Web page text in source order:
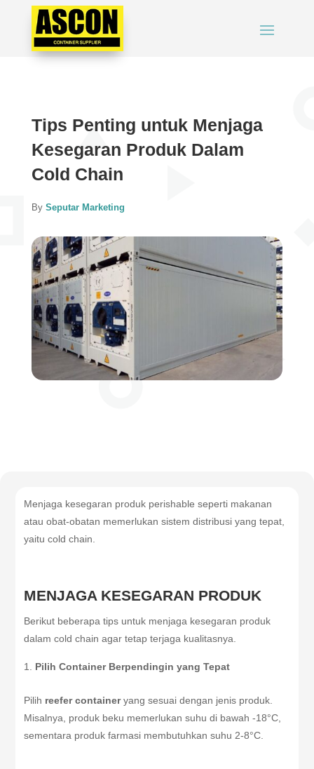
Tips Penting untuk Menjaga
Kesegaran Produk Dalam
Cold Chain
By Seputar Marketing
Menjaga kesegaran produk perishable seperti makanan
atau obat-obatan memerlukan sistem distribusi yang tepat,
yaitu cold chain.
MENJAGA KESEGARAN PRODUK
Berikut beberapa tips untuk menjaga kesegaran produk
dalam cold chain agar tetap terjaga kualitasnya.
Pilih Container Berpendingin yang Tepat
Pilih reefer containeryang sesuai dengan jenis produk.
Misalnya, produk beku memerlukan suhu di bawah -18°C,
sementara produk farmasi membutuhkan suhu 2-8°C.